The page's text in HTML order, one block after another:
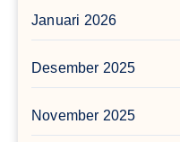
Januari 2026
Desember 2025
November 2025